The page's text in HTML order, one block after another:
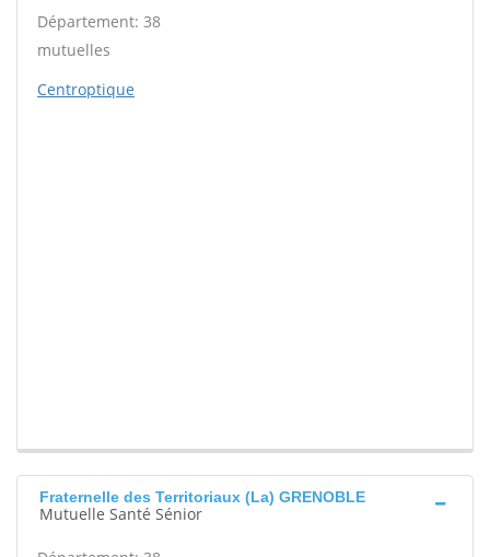
Département: 38
mutuelles
Centroptique
Fraternelle des Territoriaux (La) GRENOBLE
Mutuelle Santé Sénior